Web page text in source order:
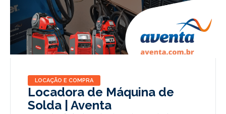
LOCAÇÃO E COMPRA
Locadora de Máquina de
Solda | Aventa